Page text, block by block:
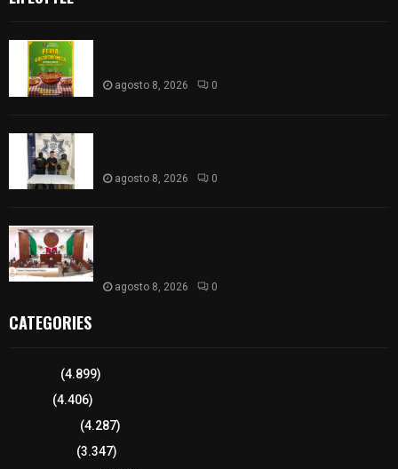
agosto 8, 2026 0
agosto 8, 2026 0
agosto 8, 2026 0
CATEGORIES
(4.899)
(4.406)
(4.287)
(3.347)